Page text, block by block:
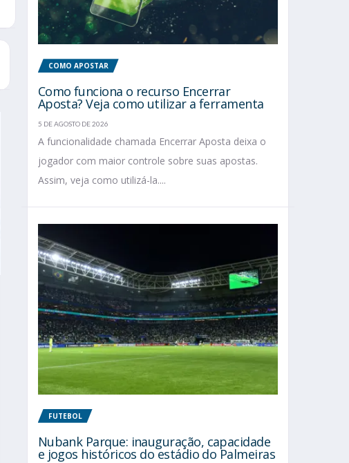
COMO APOSTAR
Como funciona o recurso Encerrar
Aposta? Veja como utilizar a ferramenta
5 DE AGOSTO DE 2026
A funcionalidade chamada Encerrar Aposta deixa o
jogador com maior controle sobre suas apostas.
Assim, veja como utilizá-la....
FUTEBOL
Nubank Parque: inauguração, capacidade
e jogos históricos do estádio do Palmeiras